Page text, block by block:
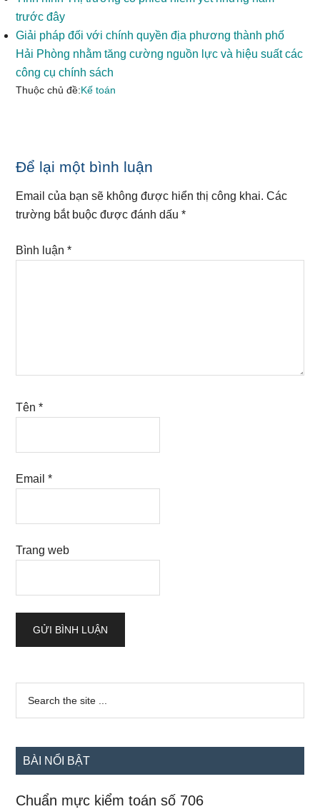
trước đây
Giải pháp đối với chính quyền địa phương thành phố
Hải Phòng nhằm tăng cường nguồn lực và hiệu suất các
công cụ chính sách
Thuộc chủ đề:Kế toán
Reader
Interactions
Để lại một bình luận
Email của bạn sẽ không được hiển thị công khai. Các
trường bắt buộc được đánh dấu*
Bình luận*
Tên*
Email*
Trang web
Sidebar
chính
...
BÀI NỔI BẬT
Chuẩn mực kiểm toán số 706